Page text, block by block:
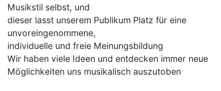
Musikstil selbst, und
dieser lasst unserem Publikum Platz für eine
unvoreingenommene,
individuelle und freie Meinungsbildung
Wir haben viele Ideen und entdecken immer neue
Möglichkeiten uns musikalisch auszutoben